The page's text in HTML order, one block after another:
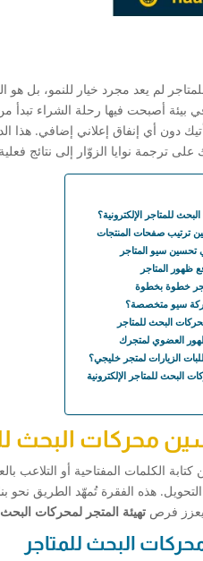
لم يعد مجرد خيار للنمو، بل هو
بيئة أصبحت فيها رحلة الشراء
دون أي إنفاق إعلاني إضافي. هذا
ترجمة نوايا الزوّار إلى نتائج
للمتاجر الإلكترونية؟
ترتيب صفحات المنتجات
سيو المتاجر
المتاجر
خطوة بخطوة
سيو متخصصة؟
البحث للمتاجر
العضوي لمتجرك
الزيارات لمتجر خليجي؟
للمتاجر الإلكترونية
محركات البحث
كتابة الكلمات المفتاحية أو
هذه الفقرة تُمهّد الطريق نحو
يعزز فرصتهيئة المتجر لمحركات البحث
البحث للمتاجر